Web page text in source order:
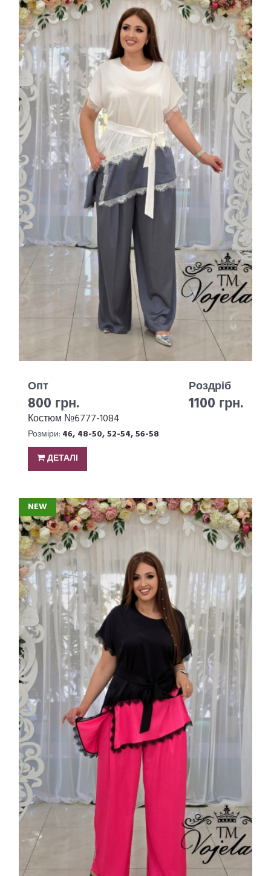
Опт
800 грн.
Роздріб
1100 грн.
Костюм №6777-1084
Розміри: 46, 48-50, 52-54, 56-58
ДЕТАЛІ
NEW